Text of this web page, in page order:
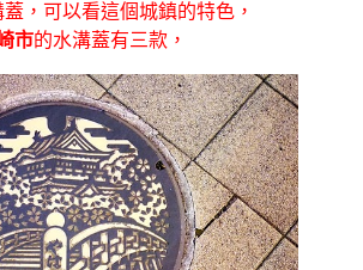
，可以看這個城鎮的特色，
市的水溝蓋有三款，